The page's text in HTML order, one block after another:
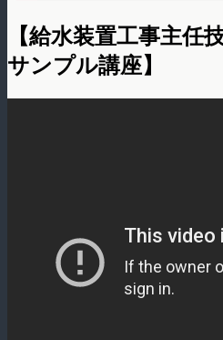
【給水装置工事主任
サンプル講座】